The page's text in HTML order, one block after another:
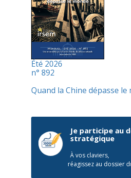
Été 2026
n° 892
Quand la Chine dépasse le
Je participe au
stratégique
À vos claviers,
réagissez au dossier